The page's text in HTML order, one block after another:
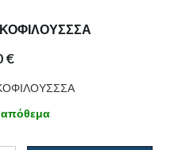
€
απόθεμα